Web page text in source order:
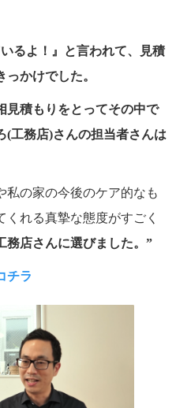
るよ！』と言われて、見積
かけでした。
見積もりをとってその中で
(工務店)さんの担当者さんは
私の家の今後のケア的なも
れる真摯な態度がすごく
務店さんに選びました。”
チラ